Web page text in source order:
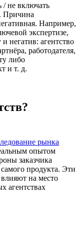
/ не включать
Причина
Например,
экспертизе,
негатив: агентство
работодателя,
либо
и т. д.
рынка
опытом
заказчика
продукта. Эти
на место
агентствах